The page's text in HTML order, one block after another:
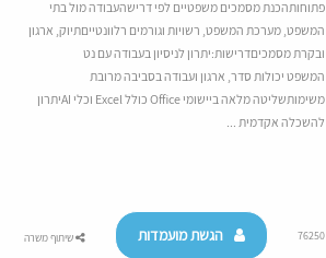
פתוחותהכנת מסמכים משפטיים לפי דרישהעבודה מול בתי
המשפט, מערכת המשפט, רשויות וגורמים רלוונטייםתיוק, ארגון
ובקרת מסמכיםדרישות:יתרון לניסיון בעבודה עם נט
המשפט יכולות סדר, ארגון ועבודה בסביבה מרובת
משימותשליטה מלאה ביישומי Office כולל Excel וכלי AIיתרון
להשכלה אקדמית ...
76250 הגשת מועמדות שיתוף משרה